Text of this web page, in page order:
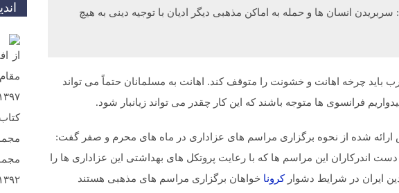
انسان ها و حمله به اماکن مذهبی دیگر ادیان با توجیه دینی به هیچ
باید چرخه اهانت و خشونت را متوقف کند. اهانت به مسلمانان حتماً می تواند
فرانسوی ها متوجه باشند که این کار چقدر می تواند زیانبار شود.
ارائه شده از نحوه برگزاری مراسم های عزاداری در ماه های محرم و صفر گفت:
اندرکاران این مراسم ها که با رعایت پروتکل های بهداشتی این عزاداری ها را
ایران در شرایط دشوارکرونا خواهان برگزاری مراسم های مذهبی هستند
از